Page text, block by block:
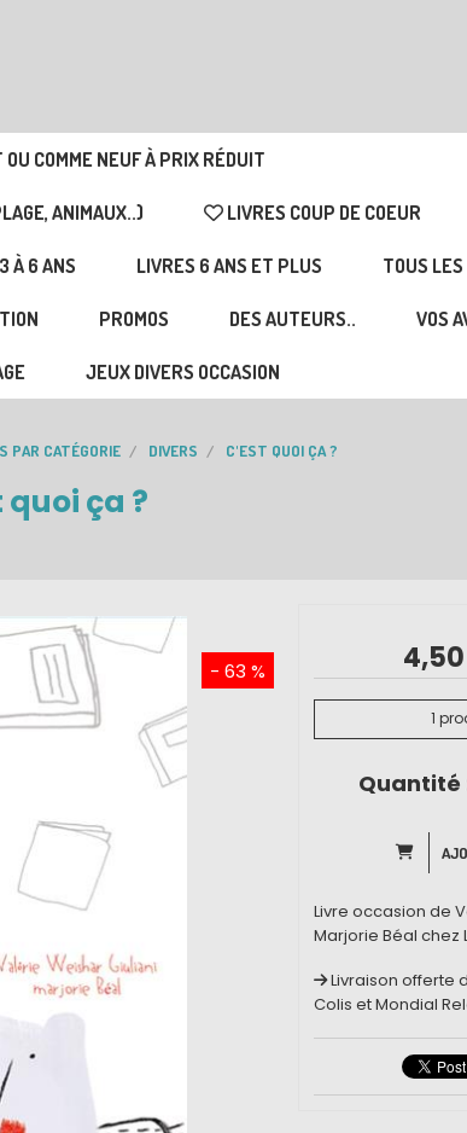
COMME NEUF À PRIX RÉDUIT
ANIMAUX..) LIVRES COUP DE COEUR
À 6 ANS LIVRES 6 ANS ET PLUS TOUS
PROMOS DES AUTEURS.. VOS
JEUX DIVERS OCCASION
PAR CATÉGORIE DIVERS C'EST QUOI ÇA ?
quoi ça ?
- 63 % 4,50
1
Quantité
Livre occasion de
Marjorie Béal chez
Livraison offerte
Colis et Mondial